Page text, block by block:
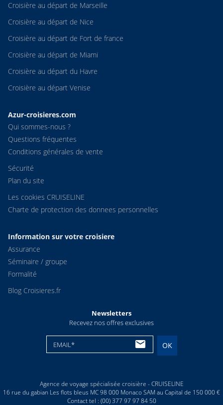
Croisière au départ de Marseille
Croisière au départ de Nice
Croisière au départ de Fort de france
Croisière au départ de Miami
Croisière au départ du Havre
Croisière au départ Venise
Azur-croisieres.com
Qui sommes-nous ?
Questions fréquentes
Conditions générales de vente
Sécurité
Plan du site
Les cookies CRUISELINE
Charte de protection des donnees personnelles
Information sur votre croisiere
Assurance
Séminaire / groupe
Formalité
Blog Croisieres.fr
Newsletters
Recevez nos offres exclusives
EMAIL* OK
Agence de voyage spécialisée croisière - CRUISELINE
16 rue du gabian Les flots bleus MC 98 000 Monaco SAM au Capital de 150 000 €
Contact tel : (00) 377 97 97 84 50